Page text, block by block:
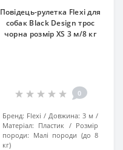
Повідець-рулетка Flexi для
собак Black Design трос
чорна розмір XS 3 м/8 кг
0
Бренд: Flexi Довжина: 3 м
Матеріал: Пластик
Розмір
породи: Малі породи (до 8
кг)